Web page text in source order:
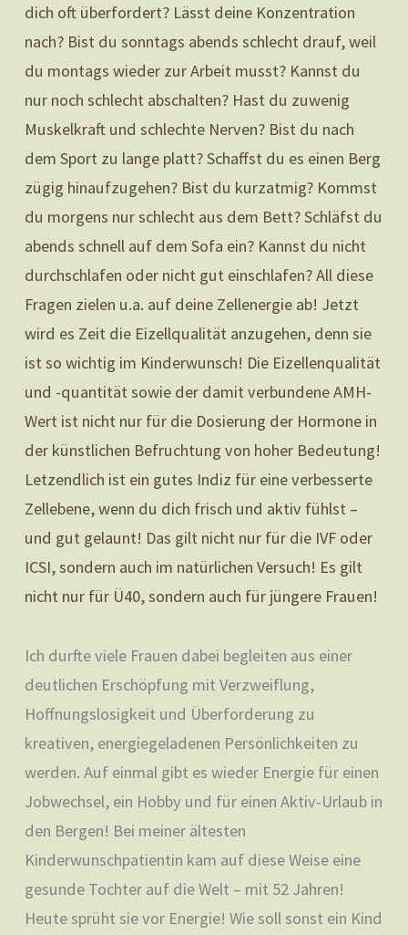
dich oft überfordert? Lässt deine Konzentration
nach? Bist du sonntags abends schlecht drauf, weil
du montags wieder zur Arbeit musst? Kannst du
nur noch schlecht abschalten? Hast du zuwenig
Muskelkraft und schlechte Nerven? Bist du nach
dem Sport zu lange platt? Schaffst du es einen Berg
zügig hinaufzugehen? Bist du kurzatmig? Kommst
du morgens nur schlecht aus dem Bett? Schläfst du
abends schnell auf dem Sofa ein? Kannst du nicht
durchschlafen oder nicht gut einschlafen? All diese
Fragen zielen u.a. auf deine Zellenergie ab! Jetzt
wird es Zeit die Eizellqualität anzugehen, denn sie
ist so wichtig im Kinderwunsch! Die Eizellenqualität
und -quantität sowie der damit verbundene AMH-
Wert ist nicht nur für die Dosierung der Hormone in
der künstlichen Befruchtung von hoher Bedeutung!
Letzendlich ist ein gutes Indiz für eine verbesserte
Zellebene, wenn du dich frisch und aktiv fühlst –
und gut gelaunt! Das gilt nicht nur für die IVF oder
ICSI, sondern auch im natürlichen Versuch! Es gilt
nicht nur für Ü40, sondern auch für jüngere Frauen!
Ich durfte viele Frauen dabei begleiten aus einer
deutlichen Erschöpfung mit Verzweiflung,
Hoffnungslosigkeit und Überforderung zu
kreativen, energiegeladenen Persönlichkeiten zu
werden. Auf einmal gibt es wieder Energie für einen
Jobwechsel, ein Hobby und für einen Aktiv-Urlaub in
den Bergen! Bei meiner ältesten
Kinderwunschpatientin kam auf diese Weise eine
gesunde Tochter auf die Welt – mit 52 Jahren!
Heute sprüht sie vor Energie! Wie soll sonst ein Kind